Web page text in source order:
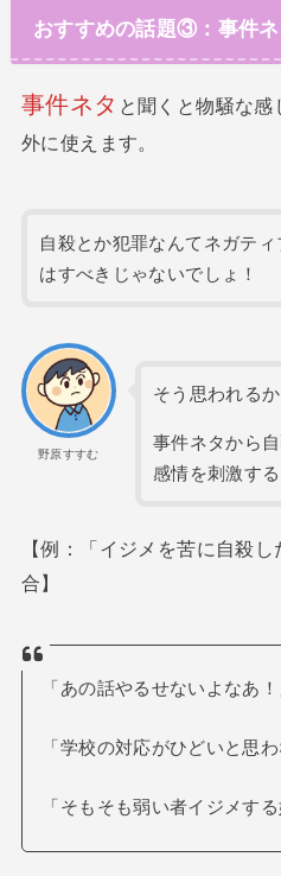
おすすめの話題③：事件ネ
事件ネタ と聞くと物騒な
外に使えます。
自殺とか犯罪なんてネガテ
はすべきじゃないでしょ！
野原すすむ
そう思われる
事件ネタから
感情を刺激す
【例：「イジメを苦に自殺
合】
「あの話やるせないよなあ！
「学校の対応がひどいと思わ
「そもそも弱い者イジメす